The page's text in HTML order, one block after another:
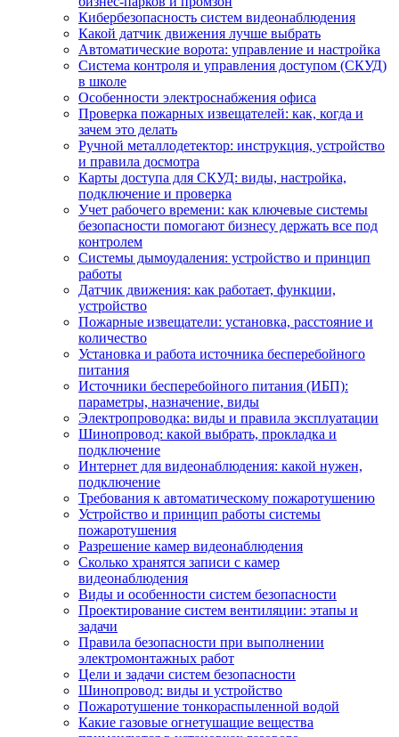
Кибербезопасность систем видеонаблюдения
Какой датчик движения лучше выбрать
Автоматические ворота: управление и настройка
Система контроля и управления доступом (СКУД)
в школе
Особенности электроснабжения офиса
Проверка пожарных извещателей: как, когда и
зачем это делать
Ручной металлодетектор: инструкция, устройство
и правила досмотра
Карты доступа для СКУД: виды, настройка,
подключение и проверка
Учет рабочего времени: как ключевые системы
безопасности помогают бизнесу держать все под
контролем
Системы дымоудаления: устройство и принцип
работы
Датчик движения: как работает, функции,
устройство
Пожарные извещатели: установка, расстояние и
количество
Установка и работа источника бесперебойного
питания
Источники бесперебойного питания (ИБП):
параметры, назначение, виды
Электропроводка: виды и правила эксплуатации
Шинопровод: какой выбрать, прокладка и
подключение
Интернет для видеонаблюдения: какой нужен,
подключение
Требования к автоматическому пожаротушению
Устройство и принцип работы системы
пожаротушения
Разрешение камер видеонаблюдения
Сколько хранятся записи с камер
видеонаблюдения
Виды и особенности систем безопасности
Проектирование систем вентиляции: этапы и
задачи
Правила безопасности при выполнении
электромонтажных работ
Цели и задачи систем безопасности
Шинопровод: виды и устройство
Пожаротушение тонкораспыленной водой
Какие газовые огнетушащие вещества